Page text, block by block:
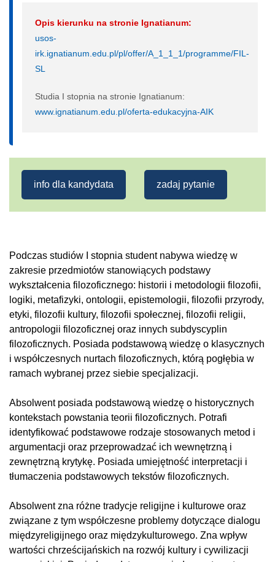
Opis kierunku na stronie Ignatianum:
usos-
irk.ignatianum.edu.pl/pl/offer/A_1_1_1/programme/FIL-
SL
Studia I stopnia na stronie Ignatianum:
www.ignatianum.edu.pl/oferta-edukacyjna-AIK
info dla kandydata zadaj pytanie
Podczas studiów I stopnia student nabywa wiedzę w
zakresie przedmiotów stanowiących podstawy
wykształcenia filozoficznego: historii i metodologii filozofii,
logiki, metafizyki, ontologii, epistemologii, filozofii przyrody,
etyki, filozofii kultury, filozofii społecznej, filozofii religii,
antropologii filozoficznej oraz innych subdyscyplin
filozoficznych. Posiada podstawową wiedzę o klasycznych
i współczesnych nurtach filozoficznych, którą pogłębia w
ramach wybranej przez siebie specjalizacji.
Absolwent posiada podstawową wiedzę o historycznych
kontekstach powstania teorii filozoficznych. Potrafi
identyfikować podstawowe rodzaje stosowanych metod i
argumentacji oraz przeprowadzać ich wewnętrzną i
zewnętrzną krytykę. Posiada umiejętność interpretacji i
tłumaczenia podstawowych tekstów filozoficznych.
Absolwent zna różne tradycje religijne i kulturowe oraz
związane z tym współczesne problemy dotyczące dialogu
międzyreligijnego oraz międzykulturowego. Zna wpływ
wartości chrześcijańskich na rozwój kultury i cywilizacji